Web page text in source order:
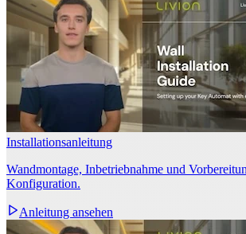
Installationsanleitung
Wandmontage, Inbetriebnahme und
Konfiguration.
Anleitung ansehen